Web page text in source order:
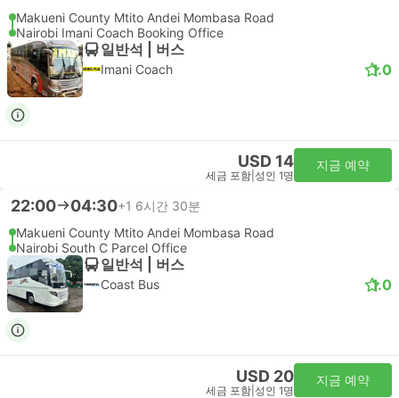
Makueni County Mtito Andei Mombasa Road
Nairobi Imani Coach Booking Office
일반석 | 버스
Imani Coach 1.0
USD 14
세금 포함 성인 1명
지금 예약
22:00 04:30+1 6시간 30분
Makueni County Mtito Andei Mombasa Road
Nairobi South C Parcel Office
일반석 | 버스
Coast Bus 1.0
USD 20
세금 포함 성인 1명
지금 예약